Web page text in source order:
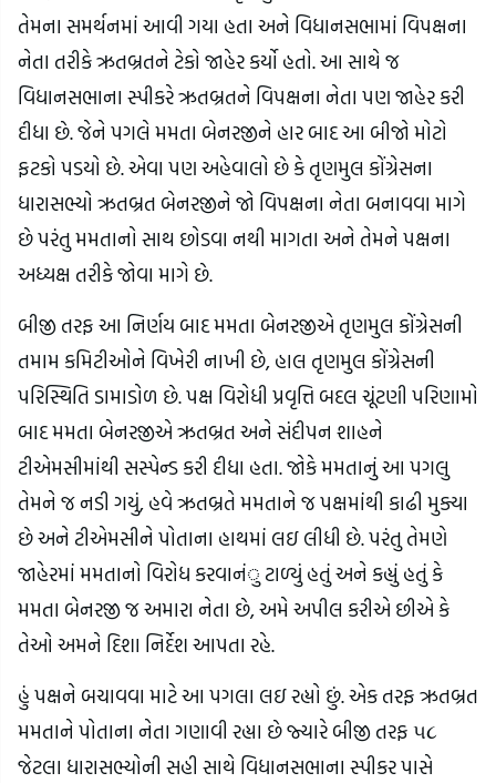
તેમના સમર્થનમાં આવી ગયા હતા અને વિધાનસભામાં વિપક્ષના
નેતા તરીકે ઋતબ્રતને ટેકો જાહેર કર્યો હતો. આ સાથે જ
વિધાનસભાના સ્પીકરે ઋતબ્રતને વિપક્ષના નેતા પણ જાહેર કરી
દીધા છે. જેને પગલે મમતા બેનરજીને હાર બાદ આ બીજો મોટો
ફટકો પડયો છે. એવા પણ અહેવાલો છે કે તૃણમુલ કોંગ્રેસના
ધારાસભ્યો ઋતબ્રત બેનરજીને જો વિપક્ષના નેતા બનાવવા માગે
છે પરંતુ મમતાનો સાથ છોડવા નથી માગતા અને તેમને પક્ષના
અધ્યક્ષ તરીકે જોવા માગે છે.
બીજી તરફ આ નિર્ણય બાદ મમતા બેનરજીએ તૃણમુલ કોંગ્રેસની
તમામ કમિટીઓને વિખેરી નાખી છે, હાલ તૃણમુલ કોંગ્રેસની
પરિસ્થિતિ ડામાડોળ છે. પક્ષ વિરોધી પ્રવૃત્તિ બદલ ચૂંટણી પરિણામો
બાદ મમતા બેનરજીએ ઋતબ્રત અને સંદીપન શાહને
ટીએમસીમાંથી સસ્પેન્ડ કરી દીધા હતા. જોકે મમતાનું આ પગલુ
તેમને જ નડી ગયું, હવે ઋતબ્રતે મમતાને જ પક્ષમાંથી કાઢી મુક્યા
છે અને ટીએમસીને પોતાના હાથમાં લઇ લીધી છે. પરંતુ તેમણે
જાહેરમાં મમતાનો વિરોધ કરવાનંુ ટાળ્યું હતું અને કહ્યું હતું કે
મમતા બેનરજી જ અમારા નેતા છે, અમે અપીલ કરીએ છીએ કે
તેઓ અમને દિશા નિર્દેશ આપતા રહે.
હું પક્ષને બચાવવા માટે આ પગલા લઇ રહ્યો છું. એક તરફ ઋતબ્રત
મમતાને પોતાના નેતા ગણાવી રહ્યા છે જ્યારે બીજી તરફ ૫૮
જેટલા ધારાસભ્યોની સહી સાથે વિધાનસભાના સ્પીકર પાસે